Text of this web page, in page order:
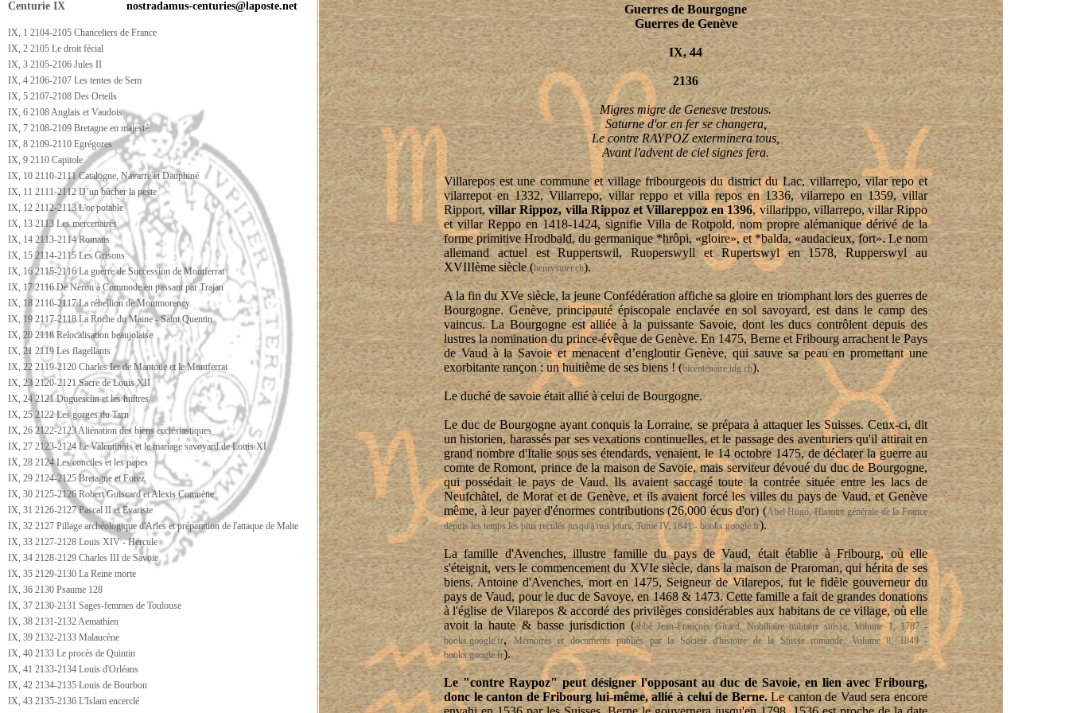
Centurie IX
IX, 1 2104-2105 Chanceliers de France
IX, 2 2105 Le droit fécial
IX, 3 2105-2106 Jules II
IX, 4 2106-2107 Les tentes de Sem
IX, 5 2107-2108 Des Orteils
IX, 6 2108 Anglais et Vaudois
IX, 7 2108-2109 Bretagne en majesté
IX, 8 2109-2110 Egrégores
IX, 9 2110 Capitole
IX, 10 2110-2111 Catalogne, Navarre et Dauphiné
IX, 11 2111-2112 D’un bûcher la peste
IX, 12 2112-2113 L'or potable
IX, 13 2113 Les mercenaires
IX, 14 2113-2114 Romans
IX, 15 2114-2115 Les Grisons
IX, 16 2115-2116 La guerre de Succession de Montferrat
IX, 17 2116 De Néron à Commode en passant par Trajan
IX, 18 2116-2117 La rébellion de Montmorency
IX, 19 2117-2118 La Roche du Maine - Saint Quentin
IX, 20 2118 Relocalisation beaujolaise
IX, 21 2119 Les flagellants
IX, 22 2119-2120 Charles Ier de Mantoue et le Montferrat
IX, 23 2120-2121 Sacre de Louis XII
IX, 24 2121 Duguesclin et les huîtres
IX, 25 2122 Les gorges du Tarn
IX, 26 2122-2123 Aliénation des biens ecclésiastiques
IX, 27 2123-2124 Le Valentinois et le mariage savoyard de Louis XI
IX, 28 2124 Les conciles et les papes
IX, 29 2124-2125 Bretagne et Forez
IX, 30 2125-2126 Robert Guiscard et Alexis Comnène
IX, 31 2126-2127 Pascal II et Evariste
IX, 32 2127 Pillage archéologique d'Arles et préparation de l'attaque de Malte
IX, 33 2127-2128 Louis XIV - Hercule
IX, 34 2128-2129 Charles III de Savoie
IX, 35 2129-2130 La Reine morte
IX, 36 2130 Psaume 128
IX, 37 2130-2131 Sages-femmes de Toulouse
IX, 38 2131-2132 Aemathien
IX, 39 2132-2133 Malaucène
IX, 40 2133 Le procès de Quintin
IX, 41 2133-2134 Louis d'Orléans
IX, 42 2134-2135 Louis de Bourbon
IX, 43 2135-2136 L'Islam encerclé
Guerres de Bourgogne
Guerres de Genève
IX, 44
2136
Migres migre de Genesve trestous.
Saturne d'or en fer se changera,
Le contre RAYPOZ exterminera tous,
Avant l'advent de ciel signes fera.
Villarepos est une commune et village fribourgeois du district du Lac, villarrepo, vilar repo et
vilarrepot en 1332, Villarrepo, villar reppo et villa repos en 1336, vilarrepo en 1359, villar
Ripport,villar Rippoz, villa Rippoz et Villareppoz en 1396, villarippo, villarrepo, villar Rippo
et villar Reppo en 1418-1424, signifie Villa de Rotpold, nom propre alémanique dérivé de la
forme primitive Hrodbald, du germanique *hrôpi, «gloire», et *balda, «audacieux, fort». Le nom
allemand actuel est Ruppertswil, Ruoperswyll et Rupertswyl en 1578, Rupperswyl au
XVIIIème siècle(henrysuter.ch).
A la fin du XVe siècle, la jeune Confédération affiche sa gloire en triomphant lors des guerres de
Bourgogne. Genève, principauté épiscopale enclavée en sol savoyard, est dans le camp des
vaincus. La Bourgogne est alliée à la puissante Savoie, dont les ducs contrôlent depuis des
lustres la nomination du prince-évêque de Genève. En 1475, Berne et Fribourg arrachent le Pays
de Vaud à la Savoie et menacent d’engloutir Genève, qui sauve sa peau en promettant une
exorbitante rançon : un huitième de ses biens !(bicentenaire.tdg.ch).
Le duché de savoie était allié à celui de Bourgogne.
Le duc de Bourgogne ayant conquis la Lorraine, se prépara à attaquer les Suisses. Ceux-ci, dit
un historien, harassés par ses vexations continuelles, et le passage des aventuriers qu'il attirait en
grand nombre d'Italie sous ses étendards, venaient, le 14 octobre 1475, de déclarer la guerre au
comte de Romont, prince de la maison de Savoie, mais serviteur dévoué du duc de Bourgogne,
qui possédait le pays de Vaud. Ils avaient saccagé toute la contrée située entre les lacs de
Neufchâtel, de Morat et de Genève, et ils avaient forcé les villes du pays de Vaud, et Genève
même, à leur payer d'énormes contributions (26,000 écus d'or)(Abel Hugo, Histoire générale de la France
depuis les temps les plus reculés jusqu'à nos jours, Tome IV, 1841 - books.google.fr).
La famille d'Avenches, illustre famille du pays de Vaud, était établie à Fribourg, où elle
s'éteignit, vers le commencement du XVIe siècle, dans la maison de Praroman, qui hérita de ses
biens. Antoine d'Avenches, mort en 1475, Seigneur de Vilarepos, fut le fidèle gouverneur du
pays de Vaud, pour le duc de Savoye, en 1468 & 1473. Cette famille a fait de grandes donations
à l'église de Vilarepos & accordé des privilèges considérables aux habitans de ce village, où elle
avoit la haute & basse jurisdiction(abbé Jean-François Girard, Nobiliaire militaire suisse, Volume 1, 1787 -
books.google.fr, Mémoires et documents publiés par la Societé d'histoire de la Suisse romande, Volume 8, 1849 -
books.google.fr).
Le "contre Raypoz" peut désigner l'opposant au duc de Savoie, en lien avec Fribourg,
donc le canton de Fribourg lui-même, allié à celui de Berne.Le canton de Vaud sera encore
nostradamus-centuries@laposte.net